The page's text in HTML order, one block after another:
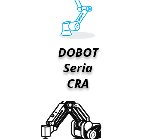
DOBOT
Seria
CRA